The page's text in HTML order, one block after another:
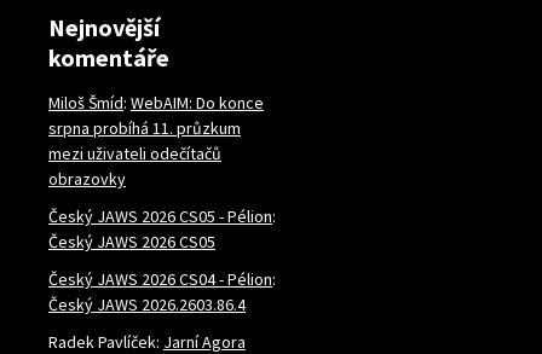
Nejnovější
komentáře
Miloš Šmíd: WebAIM: Do konce
srpna probíhá 11. průzkum
mezi uživateli odečítačů
obrazovky
Český JAWS 2026 CS05 - Pélion:
Český JAWS 2026 CS05
Český JAWS 2026 CS04 - Pélion:
Český JAWS 2026.2603.86.4
Radek Pavlíček: Jarní Agora